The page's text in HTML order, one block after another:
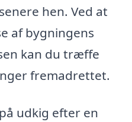
hen. Ved at
af bygningens
kan du træffe
fremadrettet.
udkig efter en